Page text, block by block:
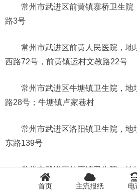
常州市武进区前黄镇寨桥卫生院
路3号
常州市武进区前黄人民医院，地
西路72号，前黄镇运村文教路22号
常州市武进区牛塘镇卫生院，地
路28号；牛塘镇卢家巷村
常州市武进区洛阳镇卫生院，地
东路139号
常州市武进区礼嘉镇卫生院，地
首页 主流报纸 电